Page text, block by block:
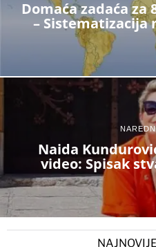
Domaća zadaća za
– Sistematizacija
Naida
video: Spisak